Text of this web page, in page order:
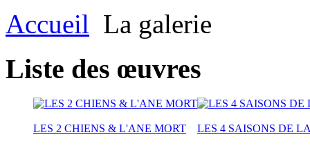
Accueil La galerie
Liste des œuvres
LES 2 CHIENS & L'ANE MORT LES 4 SAISONS DE